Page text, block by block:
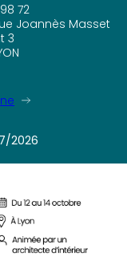
72
Joannès Masset
3
2026